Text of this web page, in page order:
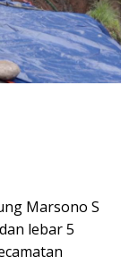
Marsono S
lebar 5